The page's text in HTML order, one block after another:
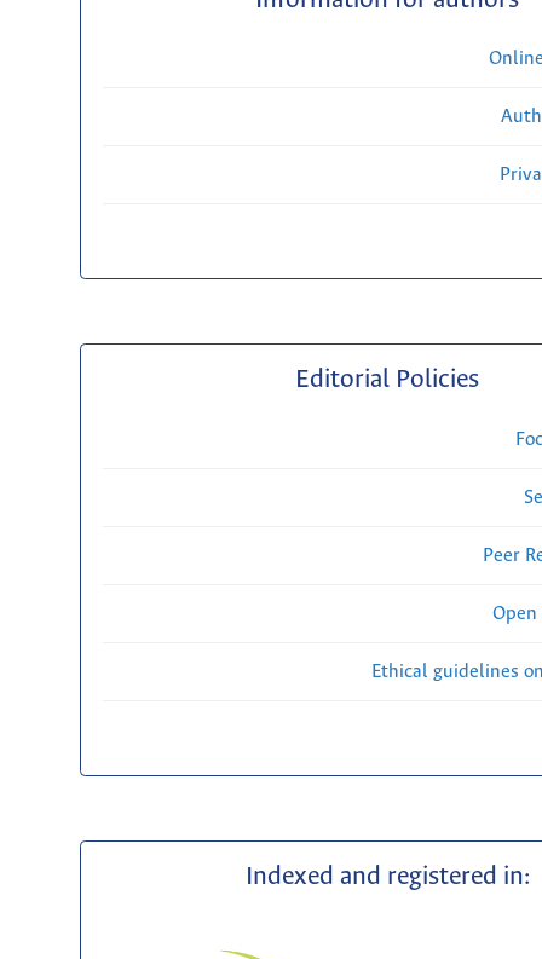
Editorial Policies
Peer
Open
Ethical guidelines
Indexed and registered in: